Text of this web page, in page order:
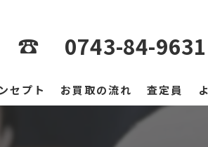
0743-84-9631
セプト お買取の流れ 査定員